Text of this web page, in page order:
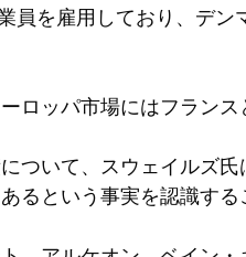
員を雇用しており、デ
ロッパ市場にはフランス
ついて、スウェイルズ
るという事実を認識する